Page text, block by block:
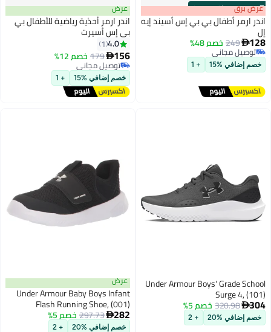
00m:00s
·باقي 100% عرض برق
اندر ارمر أطفال بي بي إس أسيند إيه
إل
128
249 خصم 48%
توصيل مجاني
توصيل مجاني
خصم إضافي %15 + 1
2
عرض
اندر ارمر أحذية رياضية للأطفال بي
بي إس أسيرت
4.0
1
156
179 خصم 12%
توصيل مجاني
توصيل مجاني
خصم إضافي %15 + 1
Under Armour Boys' Grade School
Surge 4, (101)
Castlerock/Anthracite/Anthracite,
5, US
304
320.98خصم 5%
خصم إضافي %20 + 2
عرض
Under Armour Baby Boys Infant
Flash Running Shoe, (001)
Black/Black/White, 5 Toddler US
282
297.73خصم 5%
خصم إضافي %20 + 2